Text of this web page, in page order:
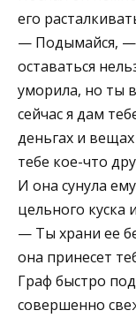
его
— Подымайся, —
оставаться
уморила, но ты
сейчас я дам
деньгах и
тебе кое-что
И она сунула
цельного куска
— Ты храни ее
она принесет
Граф быстро
совершенно